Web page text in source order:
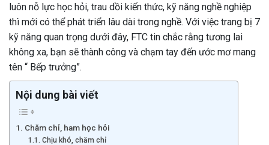
luôn nỗ lực học hỏi, trau dồi kiến thức, kỹ năng nghề nghiệp
thì mới có thể phát triển lâu dài trong nghề. Với việc trang bị 7
kỹ năng quan trọng dưới đây, FTC tin chắc rằng tương lai
không xa, bạn sẽ thành công và chạm tay đến ước mơ mang
tên “ Bếp trưởng”.
Nội dung bài viết
Chăm chỉ, ham học hỏi
Chịu khó, chăm chỉ